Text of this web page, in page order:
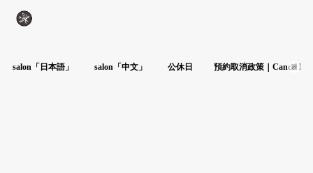
salon「日本語」 salon「中文」 公休日 預約取消政策｜Cancel